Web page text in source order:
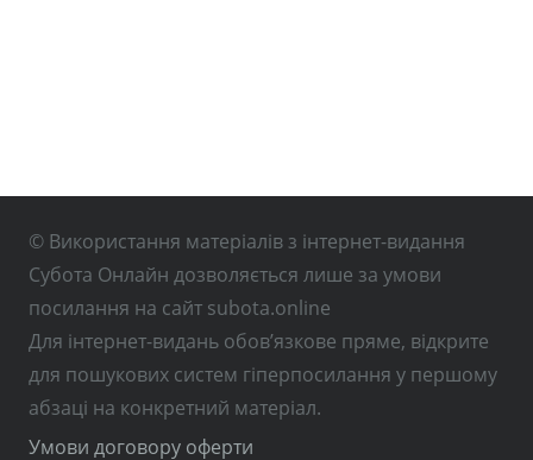
© Використання матеріалів з інтернет-видання
Субота Онлайн дозволяється лише за умови
посилання на сайт subota.online
Для інтернет-видань обов’язкове пряме, відкрите
для пошукових систем гіперпосилання у першому
абзаці на конкретний матеріал.
Умови договору оферти